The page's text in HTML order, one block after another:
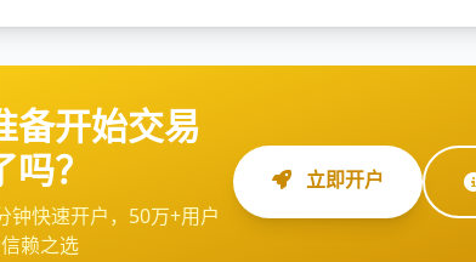
备开始交易
吗？
钟快速开户，50万+用户
赖之选
立即开户